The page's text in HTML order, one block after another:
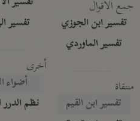
جمع الأقوال
تفسير ابن الجوزي
تفسير الماوردي
منتقاة
تفسير ابن القيم
تفسير
أخرى
أضواء
نظم الدرر